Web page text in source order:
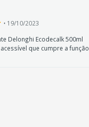
• 19/10/2023
Delonghi Ecodecalk 500ml
que cumpre a função